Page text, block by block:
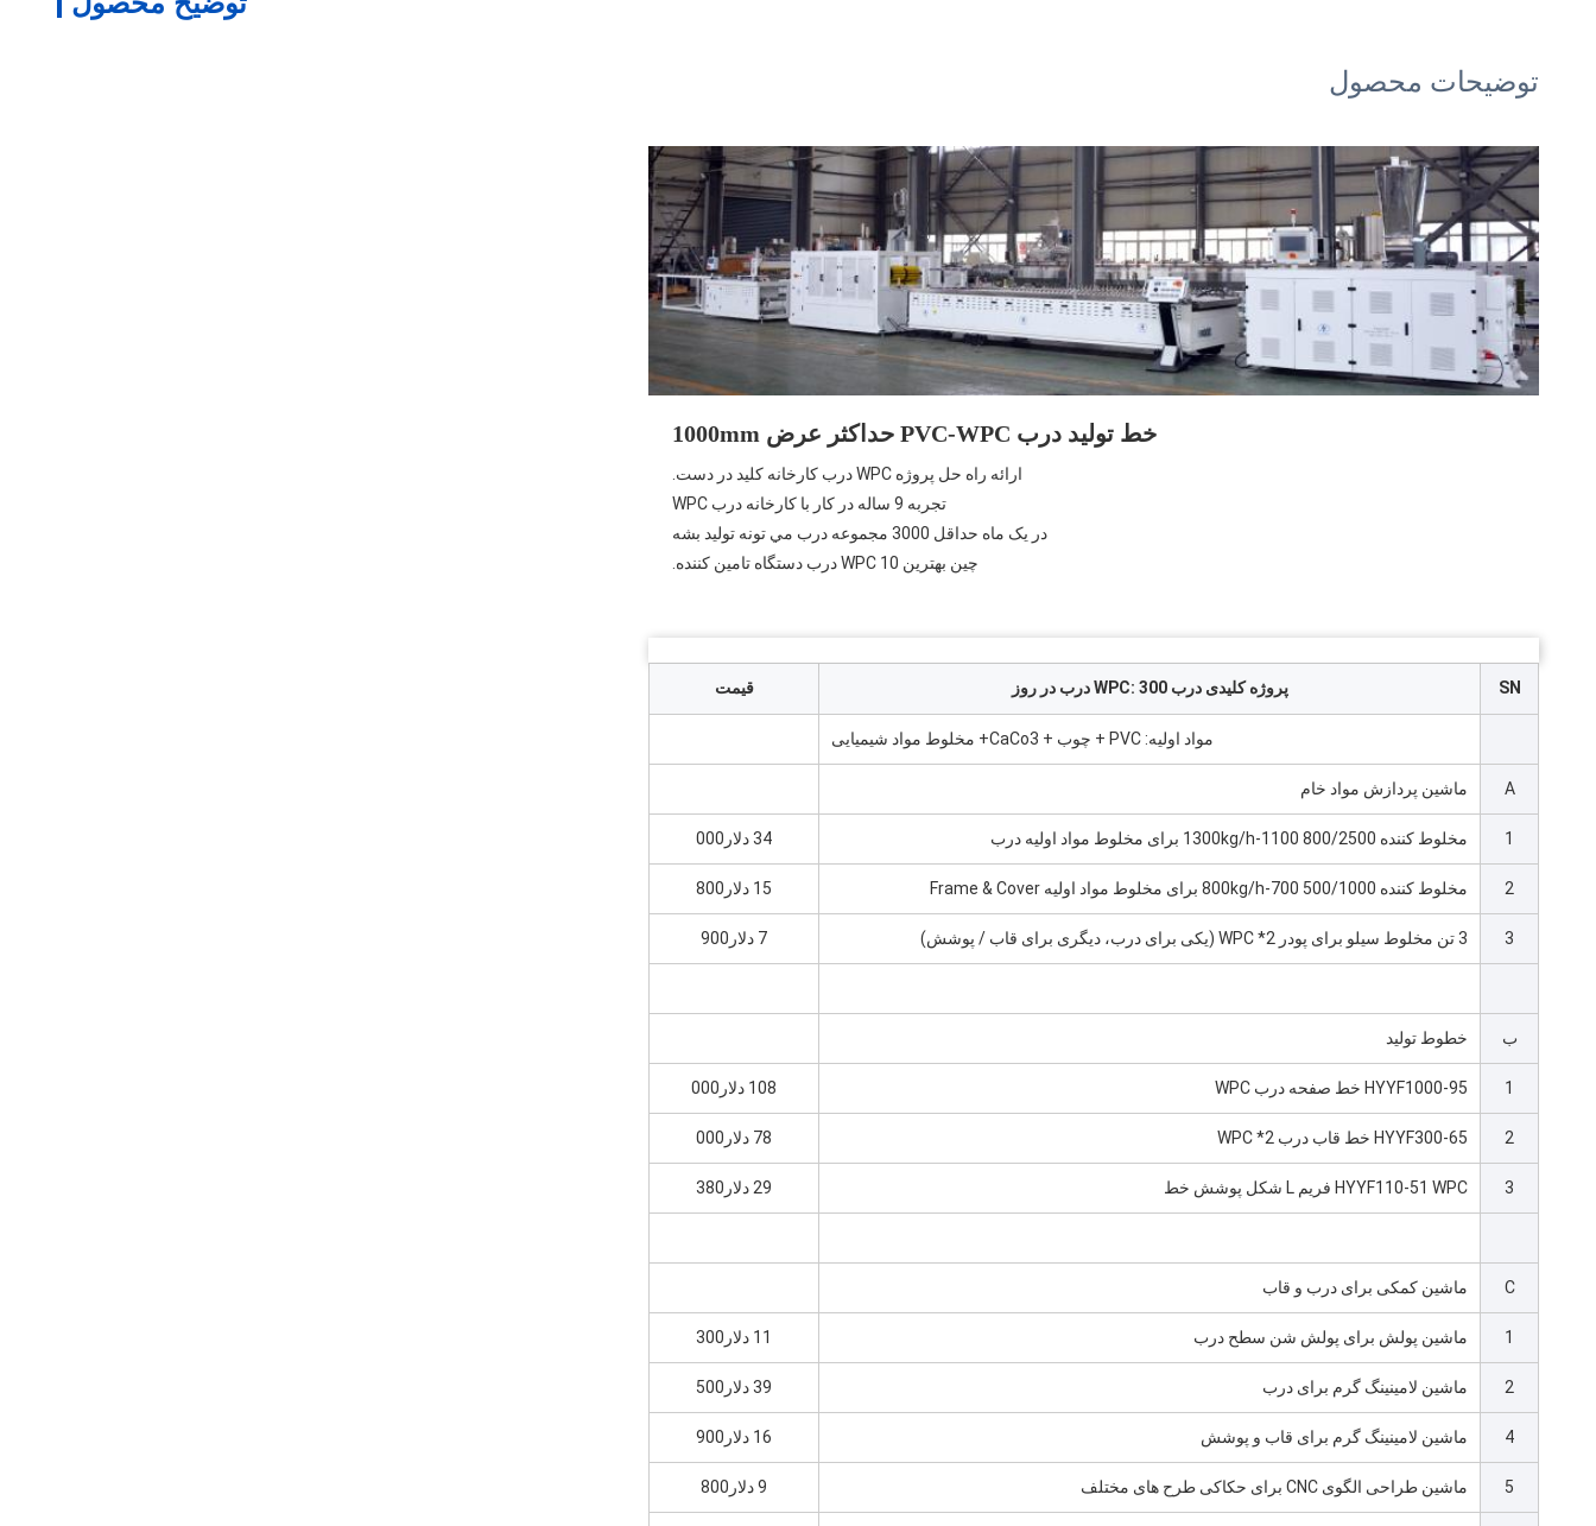
توضیحات محصول
خط تولید درب PVC-WPC حداکثر عرض 1000mm
ارائه راه حل پروژه WPC درب کارخانه کلید در دست.
تجربه 9 ساله در کار با کارخانه درب WPC
در يک ماه حداقل 3000 مجموعه درب مي تونه توليد بشه
چين بهترين 10 WPC درب دستگاه تامین کننده.
SN پروژه کلیدی درب WPC: 300 درب در روز قیمت
مواد اولیه: PVC + چوب + CaCo3+ مخلوط مواد شیمیایی
A ماشین پردازش مواد خام
1 مخلوط کننده 800/2500 1100-1300kg/h برای مخلوط مواد اولیه درب 34 دلار000
2 مخلوط کننده 500/1000 700-800kg/h برای مخلوط مواد اولیه Frame & Cover 15 دلار800
3 3 تن مخلوط سیلو برای پودر WPC *2 (یکی برای درب، دیگری برای قاب / پوشش) 7 دلار900
ب خطوط تولید
1 HYYF1000-95 خط صفحه درب WPC 108 دلار000
2 HYYF300-65 خط قاب درب WPC *2 78 دلار000
3 HYYF110-51 WPC فریم L شکل پوشش خط 29 دلار380
C ماشین کمکی برای درب و قاب
1 ماشین پولش برای پولش شن سطح درب 11 دلار300
2 ماشین لامینینگ گرم برای درب 39 دلار500
4 ماشین لامینینگ گرم برای قاب و پوشش 16 دلار900
5 ماشین طراحی الگوی CNC برای حکاکی طرح های مختلف 9 دلار800